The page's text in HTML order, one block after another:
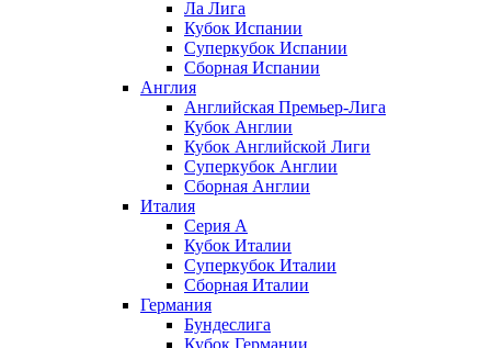
Ла Лига
Кубок Испании
Суперкубок Испании
Сборная Испании
Англия
Английская Премьер-Лига
Кубок Англии
Кубок Английской Лиги
Суперкубок Англии
Сборная Англии
Италия
Серия А
Кубок Италии
Суперкубок Италии
Сборная Италии
Германия
Бундеслига
Кубок Германии